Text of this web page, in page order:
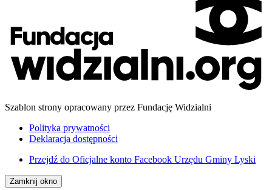
Szablon strony opracowany przez Fundację Widzialni
Polityka prywatności
Deklaracja dostępności
Przejdź do Oficjalne konto Facebook Urzędu Gminy Lyski
Zamknij okno